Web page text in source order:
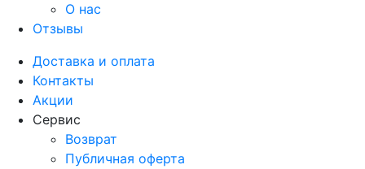
О нас
Отзывы
Доставка и оплата
Контакты
Акции
Сервис
Возврат
Публичная оферта